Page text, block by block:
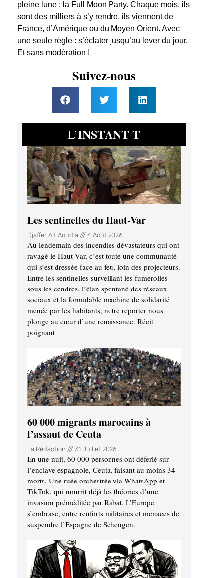
pleine lune : la Full Moon Party. Chaque mois, ils
sont des milliers à s’y rendre, ils viennent de
France, d’Amérique ou du Moyen Orient. Avec
une seule règle : s’éclater jusqu’au lever du jour.
Et sans modération !
Suivez-nous
L’INSTANT T
Les sentinelles du Haut-Var
Djaffer Ait Aoudia 4 Août 2026
Au lendemain des incendies dévastateurs qui ont
ravagé le Haut-Var, c’est toute une communauté
qui s’est dressée face au feu, loin des projecteurs.
Entre les sentinelles surveillant les fumerolles
sous les cendres, l’élan spontané des réseaux
sociaux et la formidable machine de solidarité
menée par les habitants, notre reporter nous
plonge au cœur d’une renaissance. Récit
poignant
60 000 migrants marocains à
l’assaut de Ceuta
La Rédaction 31 Juillet 2026
En une nuit, 60 000 personnes ont déferlé sur
l’enclave espagnole, Ceuta, faisant au moins 34
morts. Une ruée orchestrée via WhatsApp et
TikTok, qui nourrit déjà les théories d’une
invasion préméditée par Rabat. L’Europe
s’embrase, entre renforts militaires et menaces de
suspendre l’Espagne de Schengen.